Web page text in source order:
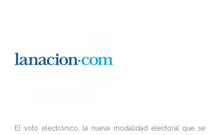
El voto electrónico, la nueva modalidad electoral que se